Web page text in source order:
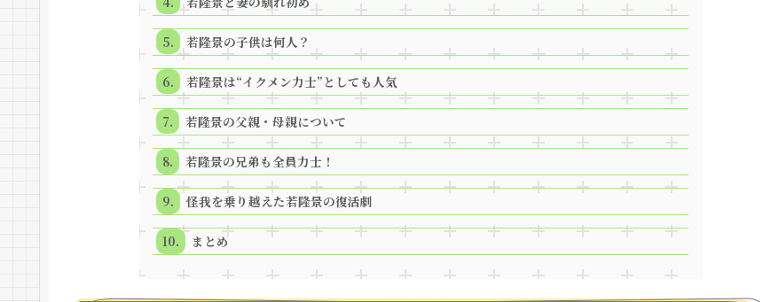
若隆景の子供は何人？
若隆景は“イクメン力士”としても人気
若隆景の父親・母親について
若隆景の兄弟も全員力士！
怪我を乗り越えた若隆景の復活劇
まとめ